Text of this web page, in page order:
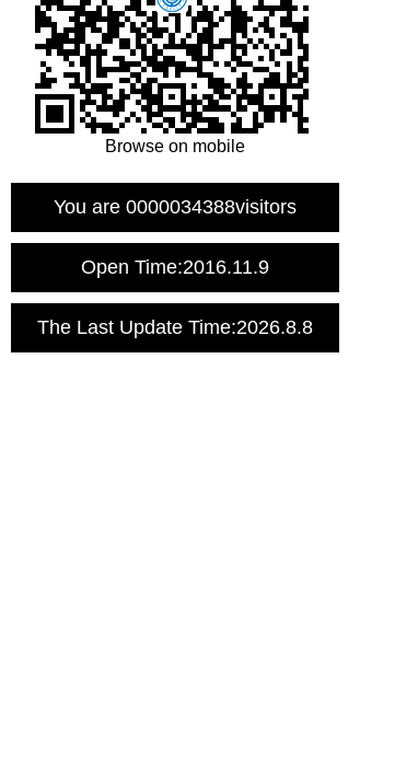
Browse on mobile
You are 0000034388visitors
Open Time:2016.11.9
The Last Update Time:2026.8.8